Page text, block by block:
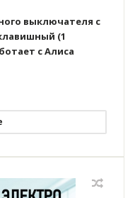
выключателя с
(1
с Алиса